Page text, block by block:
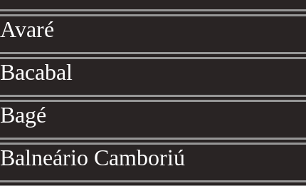
Avaré
Bacabal
Bagé
Balneário Camboriú